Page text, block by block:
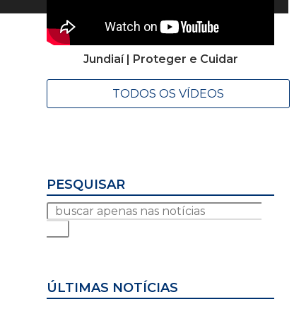
Jundiaí | Proteger e Cuidar
TODOS OS VÍDEOS
PESQUISAR
ÚLTIMAS NOTÍCIAS